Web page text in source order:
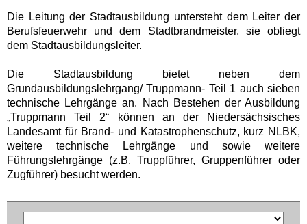
Die Leitung der Stadtausbildung untersteht dem Leiter der
Berufsfeuerwehr und dem Stadtbrandmeister, sie obliegt
dem Stadtausbildungsleiter.
Die Stadtausbildung bietet neben dem
Grundausbildungslehrgang/ Truppmann- Teil 1 auch sieben
technische Lehrgänge an. Nach Bestehen der Ausbildung
„Truppmann Teil 2“ können an der Niedersächsisches
Landesamt für Brand- und Katastrophenschutz, kurz NLBK,
weitere technische Lehrgänge und sowie weitere
Führungslehrgänge (z.B. Truppführer, Gruppenführer oder
Zugführer) besucht werden.